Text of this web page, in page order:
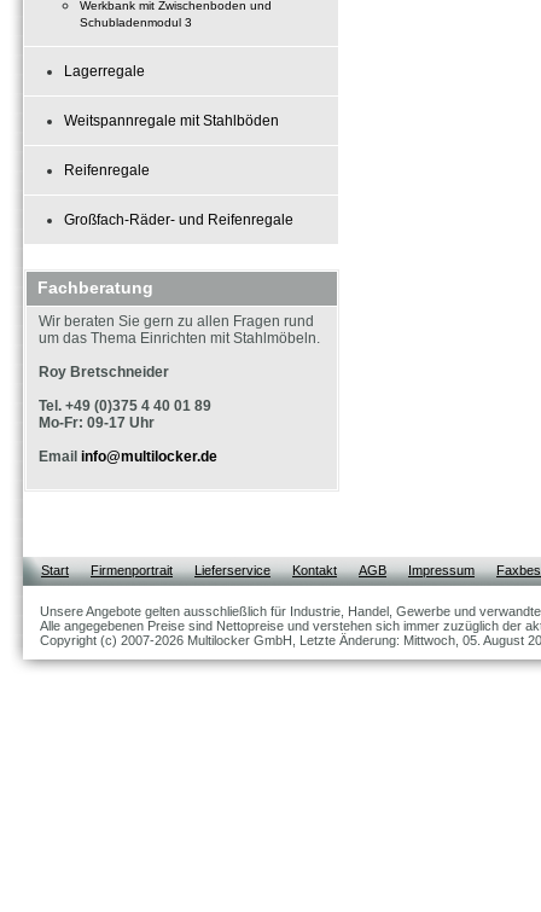
Werkbank mit Zwischenboden und
Schubladenmodul 3
Lagerregale
Weitspannregale mit Stahlböden
Reifenregale
Großfach-Räder- und Reifenregale
Fachberatung
Wir beraten Sie gern zu allen Fragen rund
um das Thema Einrichten mit Stahlmöbeln.
Roy Bretschneider
Tel. +49 (0)375 4 40 01 89
Mo-Fr: 09-17 Uhr
Email info@multilocker.de
Start Firmenportrait Lieferservice Kontakt AGB Impressum
Unsere Angebote gelten ausschließlich für Industrie, Handel, Gewerbe und
Alle angegebenen Preise sind Nettopreise und verstehen sich immer zuzüglich der
Copyright (c) 2007-2026 Multilocker GmbH, Letzte Änderung: Mittwoch, 05. August